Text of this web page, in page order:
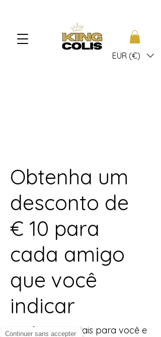
EUR (€)
Obtenha um
desconto de
€ 10 para
cada amigo
que você
indicar
Benefícios especiais para você e